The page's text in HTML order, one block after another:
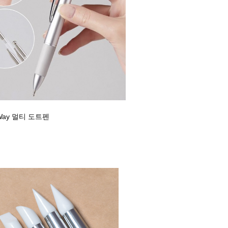
멀티 도트펜